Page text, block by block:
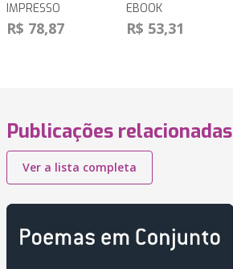
IMPRESSO
R$ 78,87
EBOOK
R$ 53,31
Publicações relacionadas
Ver a lista completa